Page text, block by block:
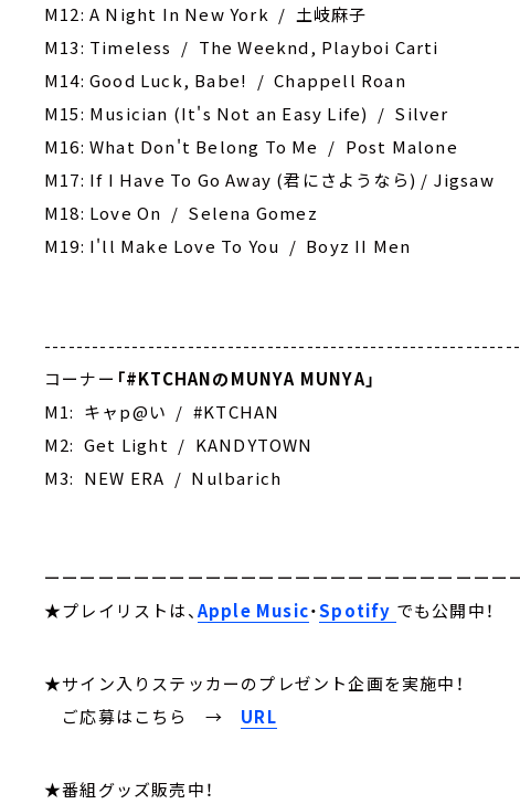
M12: A Night In New York / 土岐麻子
M13: Timeless / The Weeknd, Playboi Carti
M14: Good Luck, Babe! / Chappell Roan
M15: ‎Musician (It's Not an Easy Life) / Silver
M16: What Don't Belong To Me / Post Malone
M17: If I Have To Go Away (君にさようなら) / Jigsaw
M18: Love On / Selena Gomez
M19: I'll Make Love To You / Boyz II Men
コーナー 「#KTCHANのMUNYA MUNYA」
M1: キャp@い / #KTCHAN
M2: Get Light / KANDYTOWN
M3: NEW ERA / Nulbarich
ーーーーーーーーーーーーーーーーーーーーーーーーーー
★プレイリストは、 Apple Music・Spotify でも公開中！
★サイン入りステッカーのプレゼント企画を実施中！
ご応募はこちら → URL
★番組グッズ販売中！